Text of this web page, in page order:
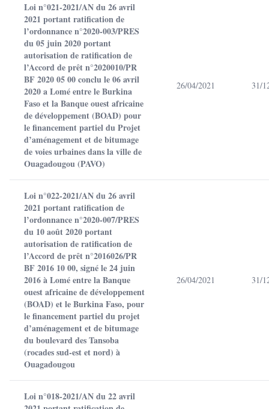
Loi n°021-2021/AN du 26 avril
2021 portant ratification de
l’ordonnance n°2020-003/PRES
du 05 juin 2020 portant
autorisation de ratification de
l’Accord de prêt n°2020010/PR
BF 2020 05 00 conclu le 06 avril
2020 a Lomé entre le Burkina
Faso et la Banque ouest africaine
de développement (BOAD) pour
le financement partiel du Projet
d’aménagement et de bitumage
de voies urbaines dans la ville de
Ouagadougou (PAVO)
26/04/2021 31/
Loi n°022-2021/AN du 26 avril
2021 portant ratification de
l’ordonnance n°2020-007/PRES
du 10 août 2020 portant
autorisation de ratification de
l’Accord de prêt n°2016026/PR
BF 2016 10 00, signé le 24 juin
2016 à Lomé entre la Banque
ouest africaine de développement
(BOAD) et le Burkina Faso, pour
le financement partiel du projet
d’aménagement et de bitumage
du boulevard des Tansoba
(rocades sud-est et nord) à
Ouagadougou
26/04/2021 31/
Loi n°018-2021/AN du 22 avril